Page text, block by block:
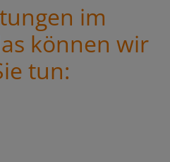
im
können wir
tun: